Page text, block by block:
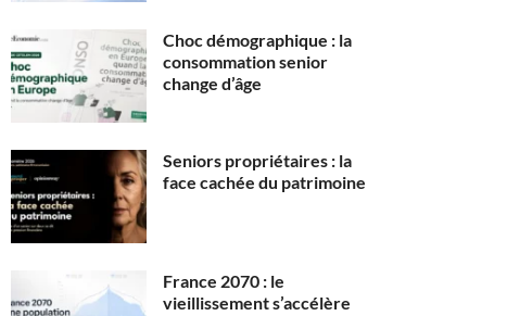
Choc démographique : la
consommation senior
change d’âge
Seniors propriétaires : la
face cachée du patrimoine
France 2070 : le
vieillissement s’accélère